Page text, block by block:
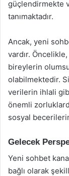
güçlendirmekte
tanımaktadır.
Ancak, yeni
vardır.
bireylerin
olabilmektedir.
verilerin ihlali
önemli
sosyal
Gelecek
Yeni sohbet
bağlı olarak